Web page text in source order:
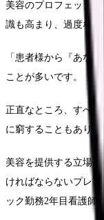
美容のプロフェッシ
識も高まり、過度な自
「患者様から『あな
ことが多いです。
正直なところ、すべ
に窮することもありま
美容を提供する立場
ければならないプレ
ック勤務2年目看護師）